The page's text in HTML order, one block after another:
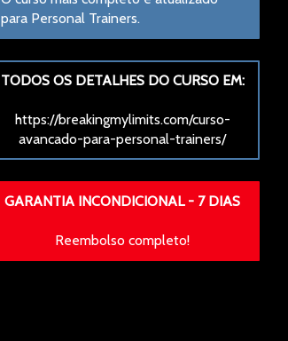
para Personal Trainers.
TODOS OS DETALHES DO CURSO EM:
https://breakingmylimits.com/curso-
avancado-para-personal-trainers/
GARANTIA INCONDICIONAL - 7 DIAS
Reembolso completo!